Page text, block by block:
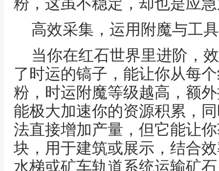
高效采集，运用附魔与工
当你在红石世界里进阶，
了时运的镐子，能让你从每
粉，时运附魔等级越高，额
能极大加速你的资源积累，
法直接增加产量，但它能让
块，用于建筑或展示，结合
水梯或矿车轨道系统运输矿